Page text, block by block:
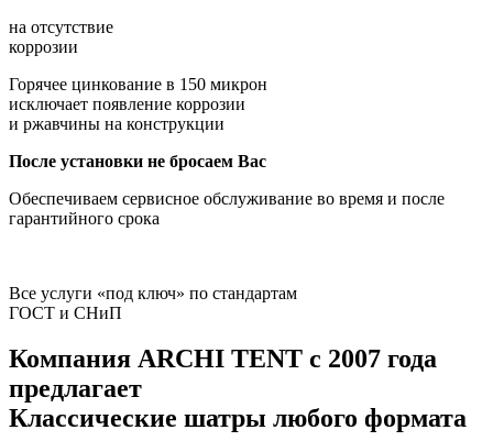
на отсутствие
коррозии
Горячее цинкование в 150 микрон
исключает появление коррозии
и ржавчины на конструкции
После установки не бросаем Вас
Обеспечиваем сервисное обслуживание во время и после
гарантийного срока
Все услуги «под ключ» по стандартам
ГОСТ и СНиП
Компания ARCHI TENT с 2007 года
предлагает
Классические шатры любого формата